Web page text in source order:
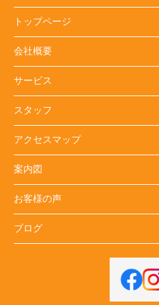
トップページ
会社概要
サービス
スタッフ
アクセスマップ
案内図
お客様の声
ブログ